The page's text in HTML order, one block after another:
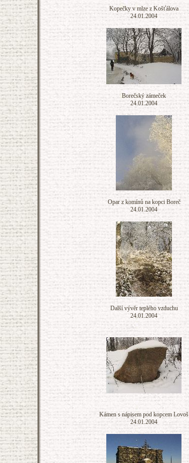
Kopečky v mlze z Košťálova
24.01.2004
Borečský zámeček
24.01.2004
Opar z komínů na kopci Boreč
24.01.2004
Další vývěr teplého vzduchu
24.01.2004
Kámen s nápisem pod kopcem Lovoš
24.01.2004